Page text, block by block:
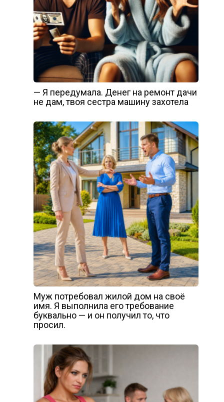
— Я передумала. Денег на ремонт дачи
не дам, твоя сестра машину захотела
Муж потребовал жилой дом на своё
имя. Я выполнила его требование
буквально — и он получил то, что
просил.